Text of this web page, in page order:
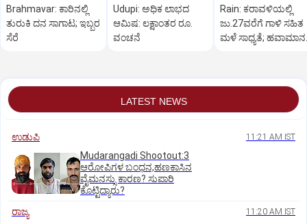
Brahmavar: ಕಾರಿನಲ್ಲಿ
ತುರುಕಿ ದನ ಸಾಗಾಟ; ಇಬ್ಬರ
ಸೆರೆ
Udupi: ಅಧಿಕ ಲಾಭದ
ಆಮಿಷ: ಲಕ್ಷಾಂತರ ರೂ.
ವಂಚನೆ
Rain: ಕರಾವಳಿಯಲ್ಲಿ
ಜು.27ವರೆಗೆ ಗಾಳಿ ಸಹಿತ
ಮಳೆ ಸಾಧ್ಯತೆ; ಹವಾಮಾನ
LATEST NEWS
ಉಡುಪಿ 11:21 AM IST
Mudarangadi Shootout:‌3
ಆರೋಪಿಗಳ ಬಂಧನ,ಹಣಕಾಸಿನ
ವೈಮನಸ್ಸು ಕಾರಣ? ಸುಪಾರಿ
ಕೊಟ್ಟಿದ್ಯಾರು?
ರಾಜ್ಯ
11:20 AM IST